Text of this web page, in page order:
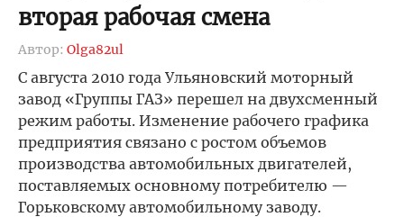
вторая рабочая смена
Автор: Olga82ul
С августа 2010 года Ульяновский моторный
завод «Группы ГАЗ» перешел на двухсменный
режим работы. Изменение рабочего графика
предприятия связано с ростом объемов
производства автомобильных двигателей,
поставляемых основному потребителю —
Горьковскому автомобильному заводу.